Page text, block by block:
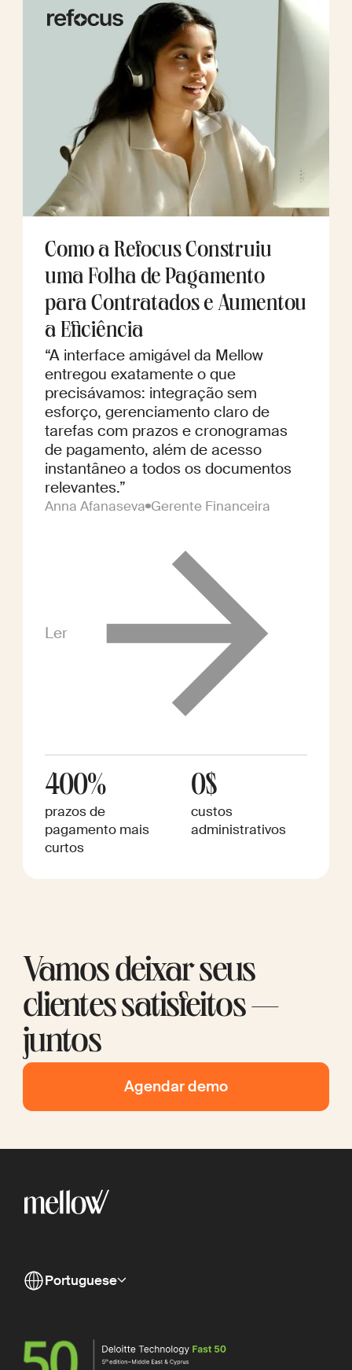
Como a Refocus Construiu
uma Folha de Pagamento
para Contratados e Aumentou
a Eficiência
“A interface amigável da Mellow
entregou exatamente o que
precisávamos: integração sem
esforço, gerenciamento claro de
tarefas com prazos e cronogramas
de pagamento, além de acesso
instantâneo a todos os documentos
relevantes.”
Anna Afanaseva Gerente Financeira
Ler
400%
prazos de
pagamento mais
curtos
0$
custos
administrativos
Vamos deixar seus
clientes satisfeitos —
juntos
Agendar demo
Portuguese